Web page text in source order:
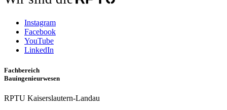
Instagram
Facebook
YouTube
LinkedIn
Fachbereich
Bauingenieurwesen
RPTU Kaiserslautern-Landau